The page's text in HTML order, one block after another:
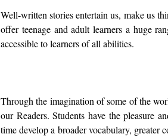
Well-written stories entertain us, make us
offer teenage and adult learners a huge
accessible to learners of all abilities.
Through the imagination of some of the
our Readers. Students have the pleasure
time develop a broader vocabulary, greater